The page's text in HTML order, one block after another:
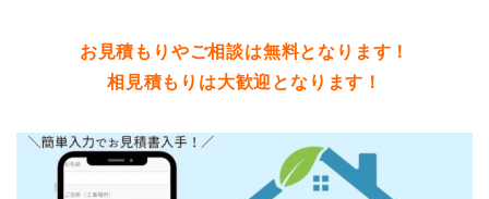
お見積もりやご相談は無料となります！
相見積もりは大歓迎となります！